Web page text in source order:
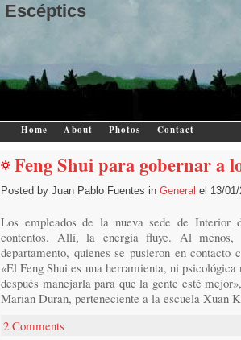
Escéptics
Home About Photos Contact
Feng Shui para gobernar a
Posted by Juan Pablo Fuentes in General el 13/
Los empleados de la nueva sede de Interior
contentos. Allí, la energía fluye. Al
departamento, quienes se pusieron en
«El Feng Shui es una herramienta, ni
después manejarla para que la gente esté
Marian Duran, perteneciente a la escuela Xuan
2 Comments